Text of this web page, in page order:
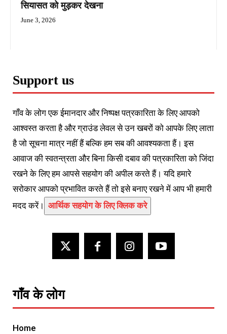
सियासत को मुड़कर देखना
June 3, 2026
Support us
गाँव के लोग एक ईमानदार और निष्पक्ष पत्रकारिता के लिए आपको
आश्वस्त करता है और ग्राउंड लेवल से उन खबरों को आपके लिए लाता
है जो सूचना मात्र नहीं हैं बल्कि हम सब की आवश्यकता हैं। इस
आवाज की स्वतन्त्रता और बिना किसी दबाव की पत्रकारिता को जिंदा
रखने के लिए हम आपसे सहयोग की अपील करते हैं। यदि हमारे
सरोकार आपको प्रभावित करते हैं तो इसे बनाए रखने में आप भी हमारी
मदद करें। आर्थिक सहयोग के लिए क्लिक करे
गाँव के लोग
Home